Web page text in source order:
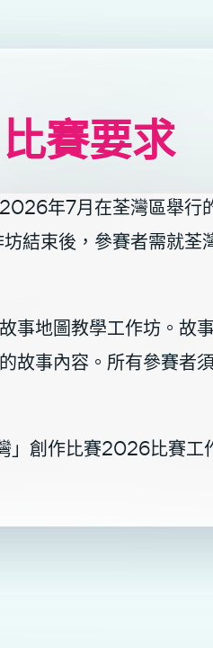
比賽要求
年7月在荃灣區舉行
結束後，參賽者需就
事地圖教學工作坊。
故事內容。所有參賽者
」創作比賽2026比賽工